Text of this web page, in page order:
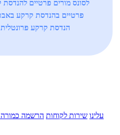
לסונס מורים פרטיים
פרטיים בהנדסת קרקע
הנדסת קרקע פרונטלית
עלינו שירות לקוחות הרשמה